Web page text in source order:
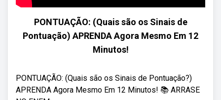
PONTUAÇÃO: (Quais são os Sinais de
Pontuação) APRENDA Agora Mesmo Em 12
Minutos!
PONTUAÇÃO: (Quais são os Sinais de Pontuação?)
APRENDA Agora Mesmo Em 12 Minutos! 📚 ARRASE